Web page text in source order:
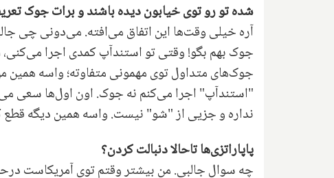
شده تو رو توی خیابون دیده باشند و برات جوک
آره خیلی وقت‌ها این اتفاق می‌افته. می‌دونی چی
جوک بهم بگو! وقتی تو استندآپ کمدی اجرا
جوک‌های متداول توی مهمونی متفاوته؛ واسه
"استندآپ" اجرا می‌کنم نه جوک. اون اول‌ها سعی
نداره و جزیی از "شو" نیست. واسه همین دیگه
پاپاراتزی‌ها تاحالا دنبالت کردن؟
چه سوال جالبی. من بیشتر وقتم توی آمریکاست